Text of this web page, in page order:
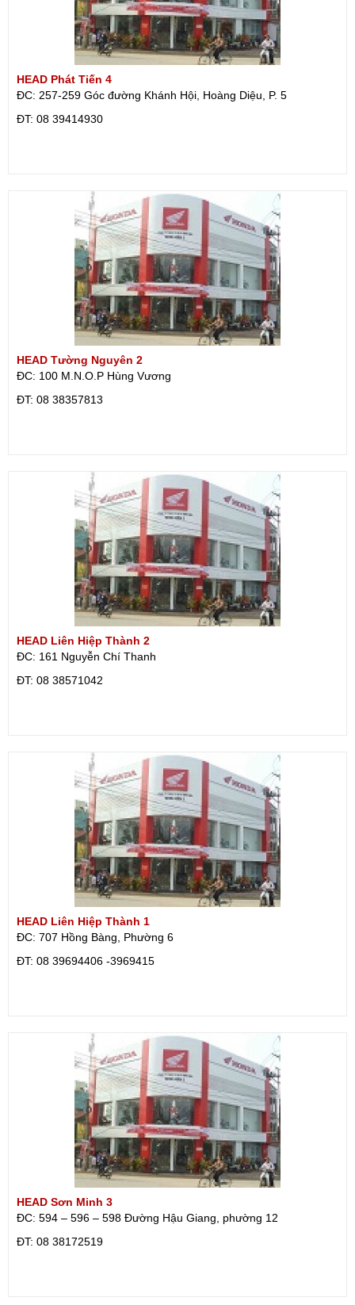
HEAD Phát Tiến 4
ĐC: 257-259 Góc đường Khánh Hội, Hoàng Diệu, P. 5
ÐT: 08 39414930
HEAD Tường Nguyên 2
ĐC: 100 M.N.O.P Hùng Vương
ÐT: 08 38357813
HEAD Liên Hiệp Thành 2
ĐC: 161 Nguyễn Chí Thanh
ÐT: 08 38571042
HEAD Liên Hiệp Thành 1
ĐC: 707 Hồng Bàng, Phường 6
ÐT: 08 39694406 -3969415
HEAD Sơn Minh 3
ĐC: 594 – 596 – 598 Đường Hậu Giang, phường 12
ÐT: 08 38172519